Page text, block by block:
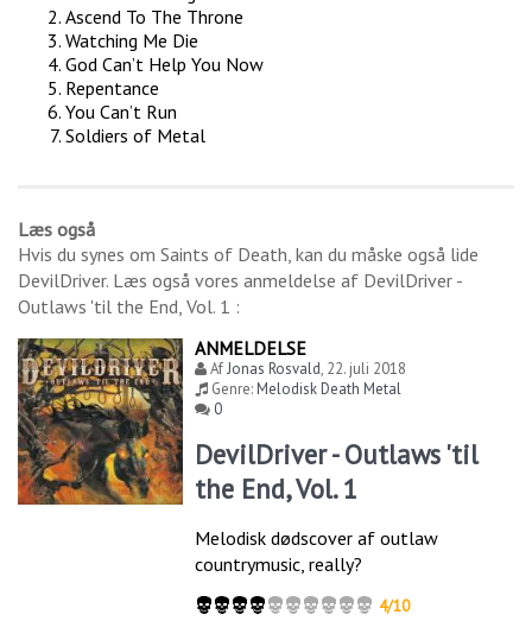
Ascend To The Throne
Watching Me Die
God Can’t Help You Now
Repentance
You Can’t Run
Soldiers of Metal
Læs også
Hvis du synes om Saints of Death, kan du måske også lide
DevilDriver. Læs også vores anmeldelse af DevilDriver -
Outlaws 'til the End, Vol. 1 :
ANMELDELSE
AfJonas Rosvald, 22. juli 2018
Genre:Melodisk Death Metal
0
DevilDriver - Outlaws 'til
the End, Vol. 1
Melodisk dødscover af outlaw
countrymusic, really?
4/10